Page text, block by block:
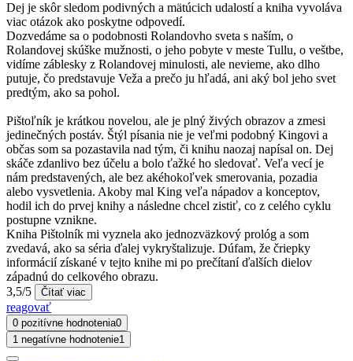
Dej je skôr sledom podivných a mätúcich udalostí a kniha vyvoláva
viac otázok ako poskytne odpovedí.
Dozvedáme sa o podobnosti Rolandovho sveta s naším, o
Rolandovej skúške mužnosti, o jeho pobyte v meste Tullu, o veštbe,
vidíme záblesky z Rolandovej minulosti, ale nevieme, ako dlho
putuje, čo predstavuje Veža a prečo ju hľadá, ani aký bol jeho svet
predtým, ako sa pohol.
Pištoľník je krátkou novelou, ale je plný živých obrazov a zmesi
jedinečných postáv. Štýl písania nie je veľmi podobný Kingovi a
občas som sa pozastavila nad tým, či knihu naozaj napísal on. Dej
skáče zdanlivo bez účelu a bolo ťažké ho sledovať. Veľa vecí je
nám predstavených, ale bez akéhokoľvek smerovania, pozadia
alebo vysvetlenia. Akoby mal King veľa nápadov a konceptov,
hodil ich do prvej knihy a následne chcel zistiť, co z celého cyklu
postupne vznikne.
Kniha Pištolník mi vyznela ako jednozväzkový prológ a som
zvedavá, ako sa séria ďalej vykryštalizuje. Dúfam, že čriepky
informácií získané v tejto knihe mi po prečítaní ďalších dielov
západnú do celkového obrazu.
3,5/5
Čítať viac
reagovať
0 pozitívne hodnotenia0
1 negatívne hodnotenie1